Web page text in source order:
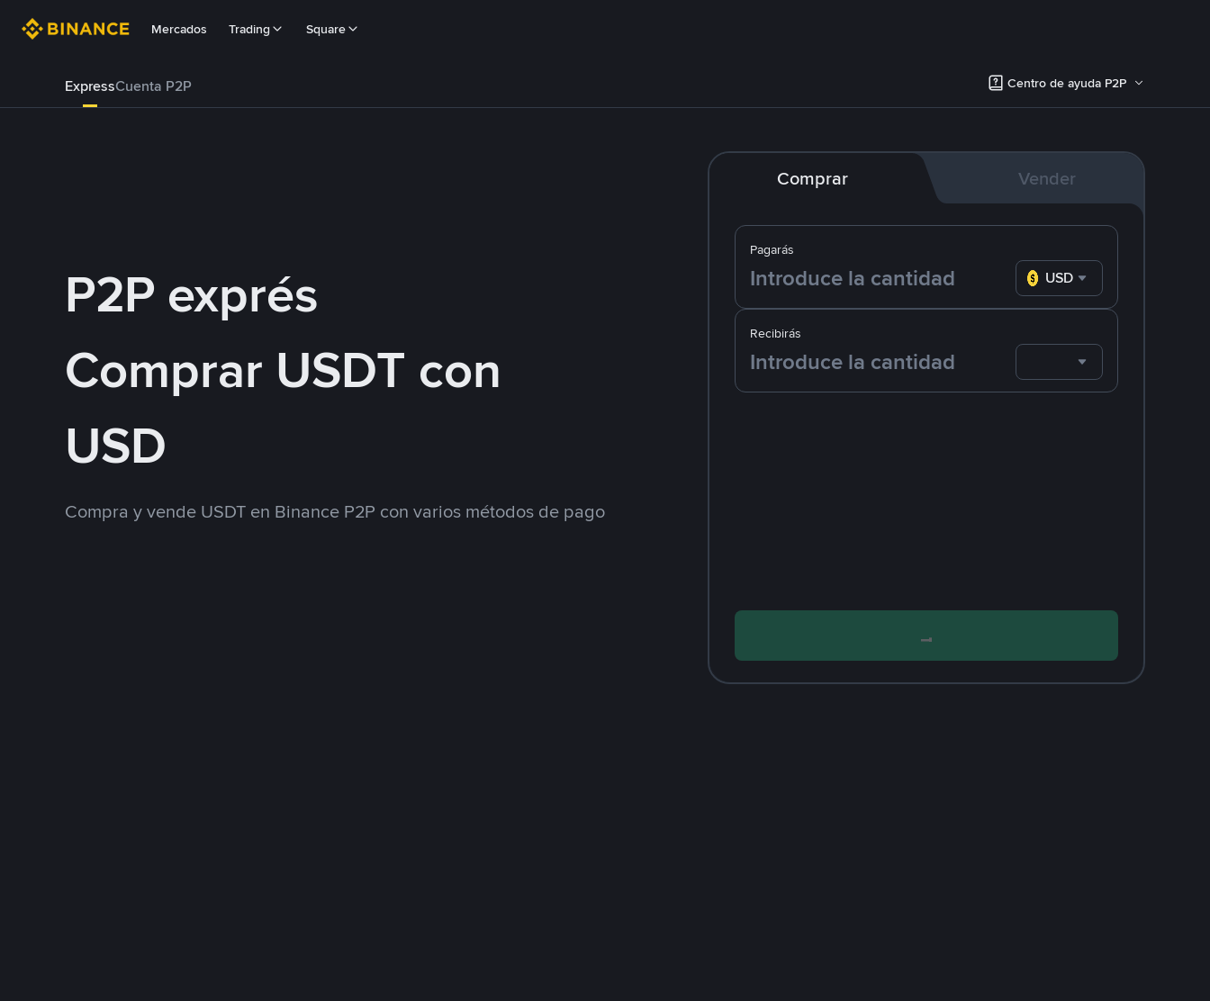
Mercados Trading Square
ExpressCuenta P2P Centro de ayuda P2P
P2P exprés
Comprar USDT con
USD
Compra y vende USDT en Binance P2P con varios métodos de pago
Comprar Vender
Pagarás
USD
Recibirás